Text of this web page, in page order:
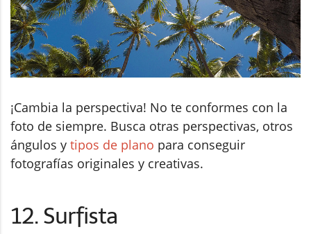
¡Cambia la perspectiva! No te conformes con la
foto de siempre. Busca otras perspectivas, otros
ángulos y tipos de plano para conseguir
fotografías originales y creativas.
12. Surfista